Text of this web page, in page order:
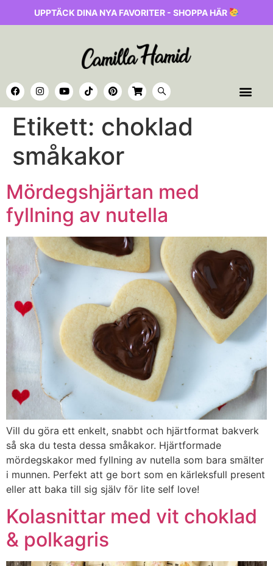
UPPTÄCK DINA NYA FAVORITER - SHOPPA HÄR
Etikett: choklad
småkakor
Mördegshjärtan med
fyllning av nutella
Vill du göra ett enkelt, snabbt och hjärtformat bakverk
så ska du testa dessa småkakor. Hjärtformade
mördegskakor med fyllning av nutella som bara smälter
i munnen. Perfekt att ge bort som en kärleksfull present
eller att baka till sig själv för lite self love!
Kolasnittar med vit choklad
& polkagris